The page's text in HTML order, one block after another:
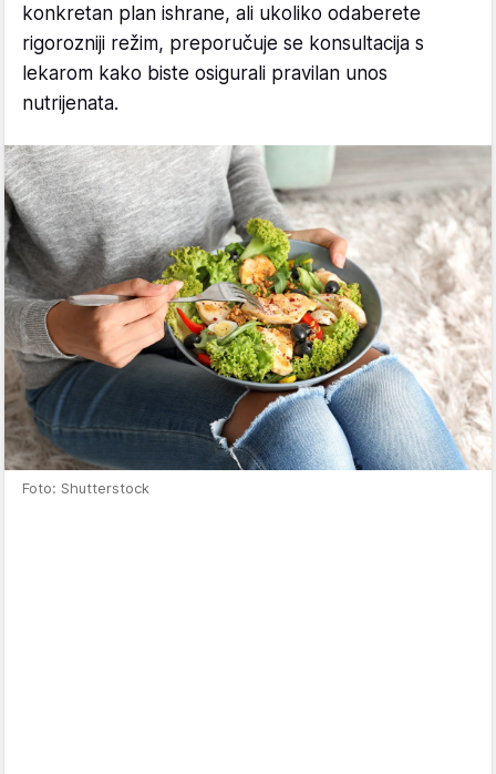
konkretan plan ishrane, ali ukoliko odaberete
rigorozniji režim, preporučuje se konsultacija s
lekarom kako biste osigurali pravilan unos
nutrijenata.
Foto: Shutterstock